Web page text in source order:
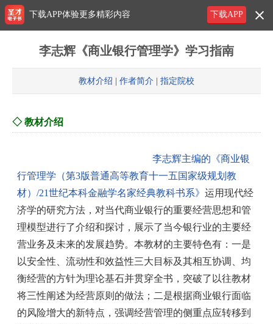
李志辉《商业银行管理学》学习指南
教材介绍 作者简介 指定院校
◇ 教材介绍
李志辉主编的《商业银
行管理学（第3版普通高等教育十一五国家级规划教
材）/21世纪本科金融学名家经典教科书系》 运用现代经
济学的研究方法，对当代商业银行的重要经营思想和管
理模型进行了介绍和探讨，展示了当今银行业的主要经
营业务及未来的发展趋势。本教材的主要特色有：一是
以安全性、流动性和效益性三大目标及其相互协调、均
衡经营的方针为理论基石并贯穿全书，突破了以往教材
将三性阐述为经营原则的做法；二是根据商业银行面临
的风险增大的新特点，强调经营管理的侧重点应转移到
下载APP
下载APP体验更多精彩内容